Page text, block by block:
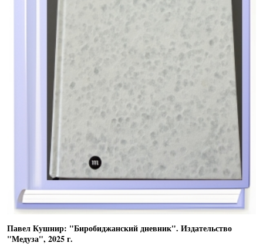
Павел Кушнир: "Биробиджанский дневник". Издательство
"Медуза", 2025 г.